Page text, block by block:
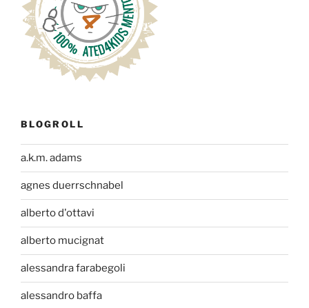
BLOGROLL
a.k.m. adams
agnes duerrschnabel
alberto d'ottavi
alberto mucignat
alessandra farabegoli
alessandro baffa